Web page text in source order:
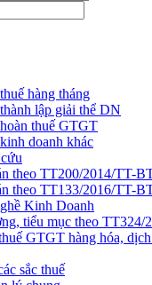
hàng tháng
lập giải thể DN
thuế GTGT
doanh khác
theo TT200/2014/TT-
theo TT133/2016/TT-
Kinh Doanh
tiểu mục theo TT324/
GTGT hàng hóa,
sắc thuế